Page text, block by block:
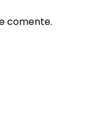
comente.